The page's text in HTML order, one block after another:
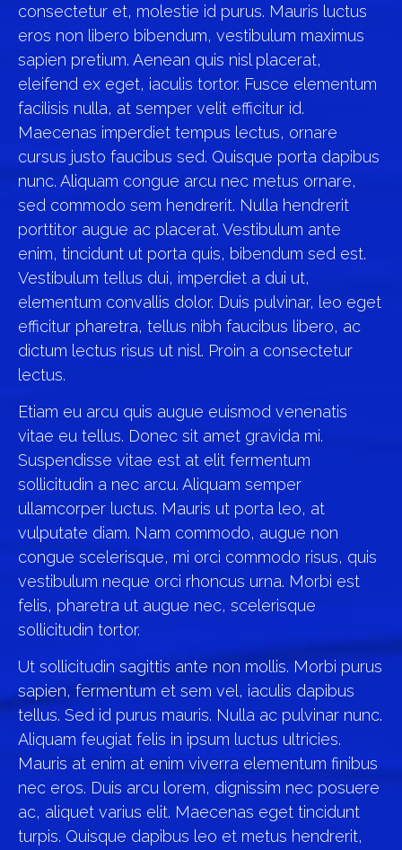
consectetur et, molestie id purus. Mauris luctus
eros non libero bibendum, vestibulum maximus
sapien pretium. Aenean quis nisl placerat,
eleifend ex eget, iaculis tortor. Fusce elementum
facilisis nulla, at semper velit efficitur id.
Maecenas imperdiet tempus lectus, ornare
cursus justo faucibus sed. Quisque porta dapibus
nunc. Aliquam congue arcu nec metus ornare,
sed commodo sem hendrerit. Nulla hendrerit
porttitor augue ac placerat. Vestibulum ante
enim, tincidunt ut porta quis, bibendum sed est.
Vestibulum tellus dui, imperdiet a dui ut,
elementum convallis dolor. Duis pulvinar, leo eget
efficitur pharetra, tellus nibh faucibus libero, ac
dictum lectus risus ut nisl. Proin a consectetur
lectus.
Etiam eu arcu quis augue euismod venenatis
vitae eu tellus. Donec sit amet gravida mi.
Suspendisse vitae est at elit fermentum
sollicitudin a nec arcu. Aliquam semper
ullamcorper luctus. Mauris ut porta leo, at
vulputate diam. Nam commodo, augue non
congue scelerisque, mi orci commodo risus, quis
vestibulum neque orci rhoncus urna. Morbi est
felis, pharetra ut augue nec, scelerisque
sollicitudin tortor.
Ut sollicitudin sagittis ante non mollis. Morbi purus
sapien, fermentum et sem vel, iaculis dapibus
tellus. Sed id purus mauris. Nulla ac pulvinar nunc.
Aliquam feugiat felis in ipsum luctus ultricies.
Mauris at enim at enim viverra elementum finibus
nec eros. Duis arcu lorem, dignissim nec posuere
ac, aliquet varius elit. Maecenas eget tincidunt
turpis. Quisque dapibus leo et metus hendrerit,